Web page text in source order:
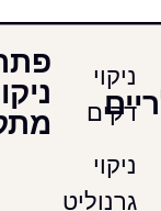
פתרונות
ניקוי
מתקדמים